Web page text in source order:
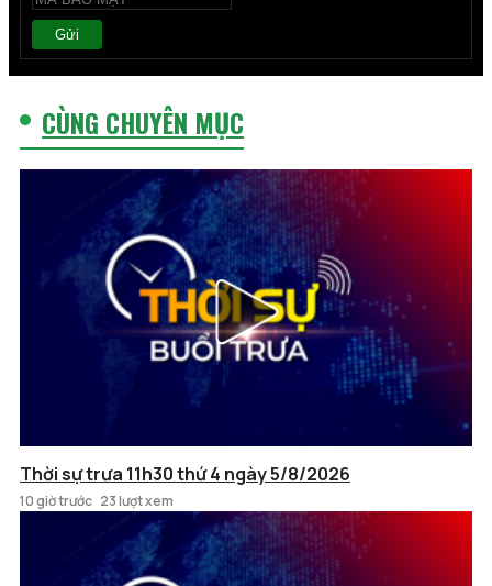
Gửi
CÙNG CHUYÊN MỤC
Thời sự trưa 11h30 thứ 4 ngày 5/8/2026
10 giờ trước 23 lượt xem